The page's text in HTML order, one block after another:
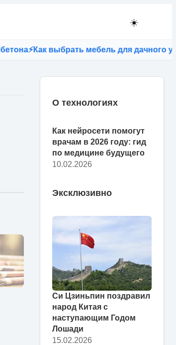
☀️
⚡Как выбрать мебель для дачного
О технологиях
Как нейросети помогут
врачам в 2026 году: гид
по медицине будущего
10.02.2026
Эксклюзивно
Си Цзиньпин поздравил
народ Китая с
наступающим Годом
Лошади
15.02.2026